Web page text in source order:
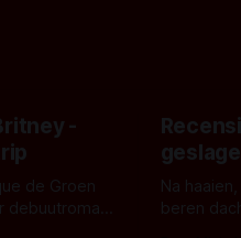
-
de Groen
Na
beren